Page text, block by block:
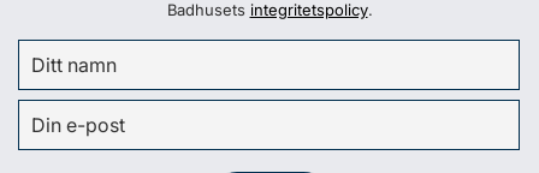
Badhusets integritetspolicy.